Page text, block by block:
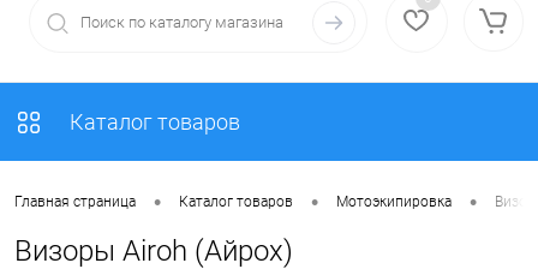
Каталог товаров
Главная страница • Каталог товаров • Мотоэкипировка •
Визоры Airoh (Айрох)